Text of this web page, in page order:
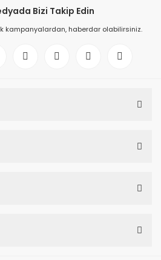
Bizi Takip Edin
kampanyalardan, haberdar olabilirsiniz.